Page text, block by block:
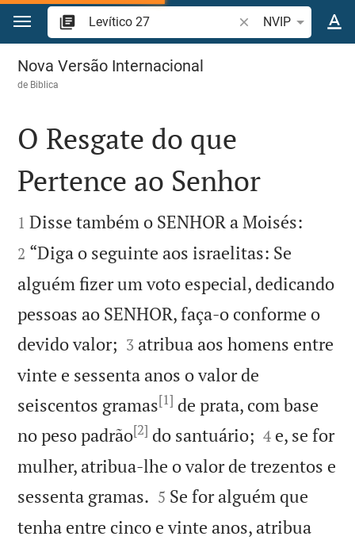
Ir para o conteúdo
Pesquise
NVIP
Levítico 27
Nova Versão Internacional
de Biblica

O Resgate do que
Pertence ao Senhor

1 Disse também o SENHOR a Moisés:
2 “Diga o seguinte aos israelitas: Se
alguém fizer um voto especial, dedicando
pessoas ao SENHOR, faça-o conforme o
devido valor; 

3 atribua aos homens entre
vinte e sessenta anos o valor de
seiscentos gramas[1] de prata, com base
no peso padrão[2] do santuário; 

4 e, se for
mulher, atribua-lhe o valor de trezentos e
sessenta gramas. 

5 Se for alguém que
tenha entre cinco e vinte anos, atribua